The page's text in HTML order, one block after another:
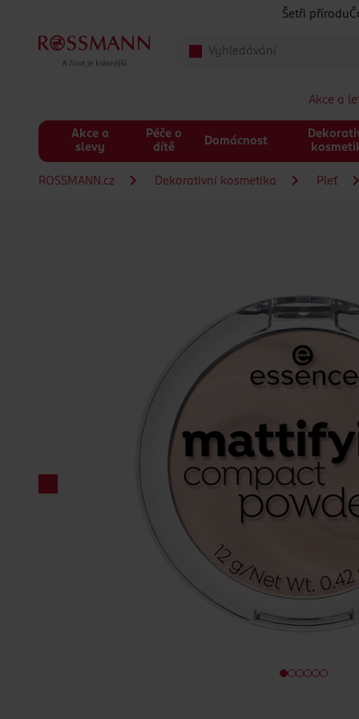
Šetři přírodu
Akce a
Akce a
slevy
Péče o
dítě
Domácnost
ROSSMANN.cz Dekorativní kosmetika Pleť